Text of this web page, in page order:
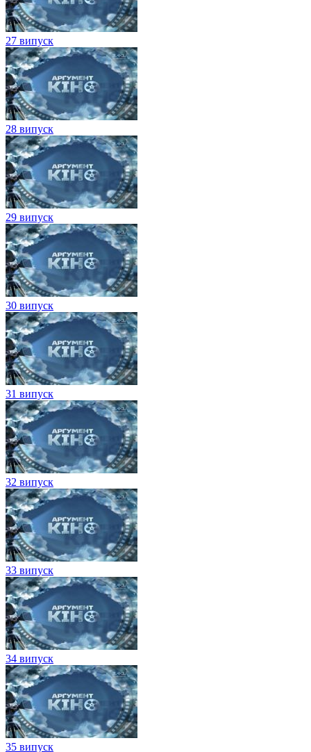
27 випуск
28 випуск
29 випуск
30 випуск
31 випуск
32 випуск
33 випуск
34 випуск
35 випуск